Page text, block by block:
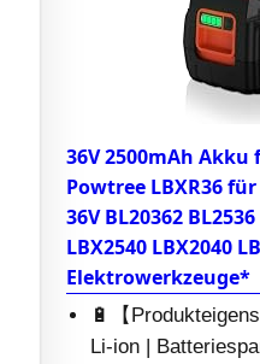
36V 2500mAh
Powtree LBXR36
36V BL20362
LBX2540 LBX2040
Elektrowerkzeuge*
🔋【
Li-ion |